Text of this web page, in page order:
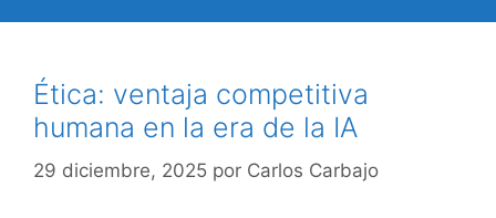
Ética: ventaja competitiva
humana en la era de la IA
29 diciembre, 2025 por Carlos Carbajo